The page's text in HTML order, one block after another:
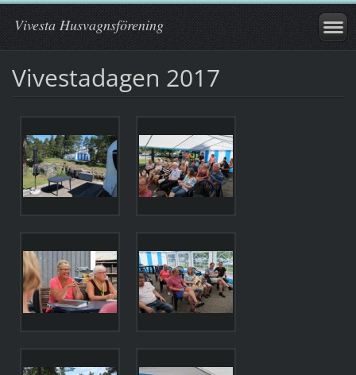
Vivesta Husvagnsförening
Vivestadagen 2017